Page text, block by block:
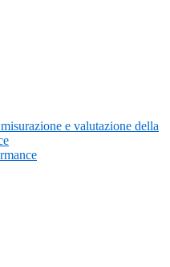
e valutazione della